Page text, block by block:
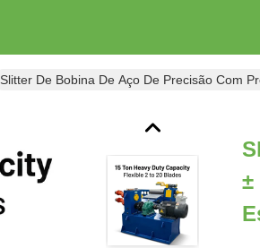
Slitter De Bobina De Aço De Precisão Com
±